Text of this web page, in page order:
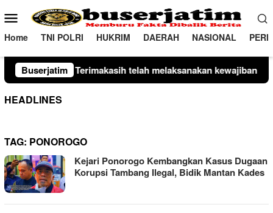
ke
konten
Menu
Mobile
Home TNI POLRI HUKRIM DAERAH NASIONAL
Buserjatim
telah melaksanakan kewajiban perpajakan daerah
HEADLINES
TAG: PONOROGO
Kejari Ponorogo Kembangkan Kasus Dugaan
Korupsi Tambang Ilegal, Bidik Mantan Kades